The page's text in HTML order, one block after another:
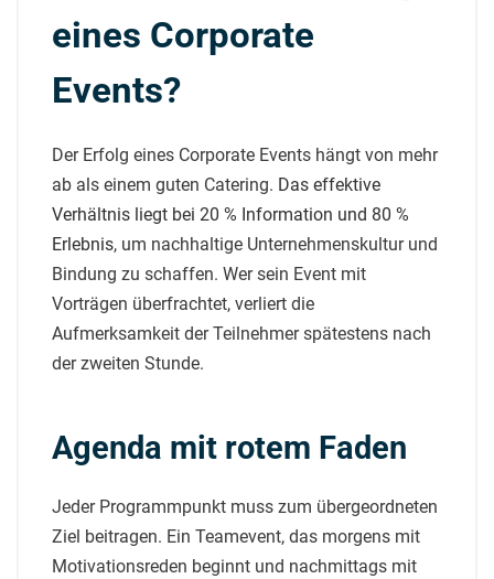
eines Corporate
Events?
Der Erfolg eines Corporate Events hängt von mehr
ab als einem guten Catering. Das effektive
Verhältnis liegt bei 20 % Information und 80 %
Erlebnis, um nachhaltige Unternehmenskultur und
Bindung zu schaffen. Wer sein Event mit
Vorträgen überfrachtet, verliert die
Aufmerksamkeit der Teilnehmer spätestens nach
der zweiten Stunde.
Agenda mit rotem Faden
Jeder Programmpunkt muss zum übergeordneten
Ziel beitragen. Ein Teamevent, das morgens mit
Motivationsreden beginnt und nachmittags mit